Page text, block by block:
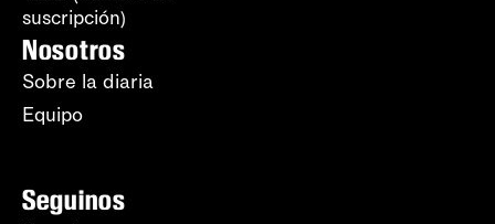
suscripción)
Nosotros
Sobre la diaria
Equipo
Seguinos